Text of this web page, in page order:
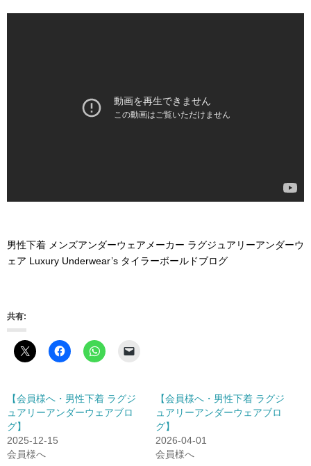
男性下着 メンズアンダーウェアメーカー ラグジュアリーアンダーウ
ェア Luxury Underwear’s タイラーボールドブログ
共有:
【会員様へ・男性下着 ラグジ
ュアリーアンダーウェアブロ
グ】
2025-12-15
会員様へ
【会員様へ・男性下着 ラグジ
ュアリーアンダーウェアブロ
グ】
2026-04-01
会員様へ